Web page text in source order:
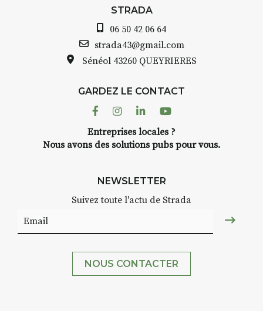
STRADA
06 50 42 06 64
strada43@gmail.com
Sénéol 43260 QUEYRIERES
GARDEZ LE CONTACT
FacebookInstagram
LinkedinYoutube
Entreprises locales ?
Nous avons des solutions pubs pour vous.
NEWSLETTER
Suivez toute l'actu de Strada
NOUS CONTACTER